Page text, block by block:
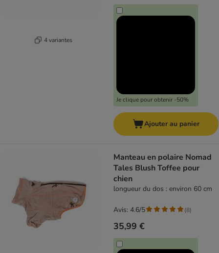
4 variantes
Je clique pour obtenir -50%
Ajouter au panier
Manteau en polaire Nomad
Tales Blush Toffee pour
chien
longueur du dos : environ 60 cm
35,99 €
Avis: 4.6/5 (8)